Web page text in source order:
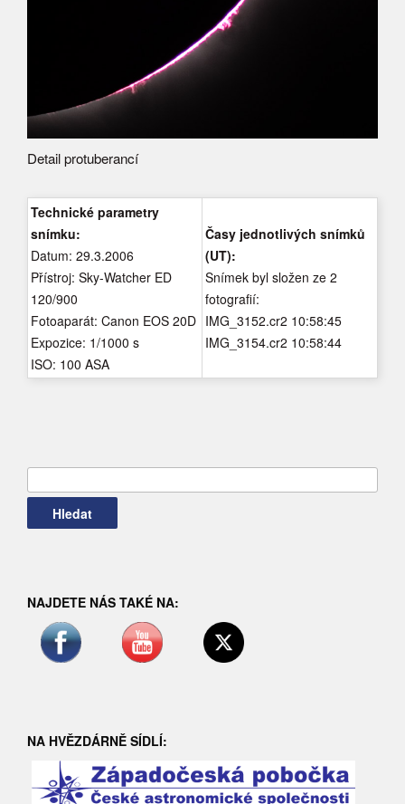
Detail protuberancí
Technické parametry
snímku:
Datum: 29.3.2006
Přístroj: Sky-Watcher ED
120/900
Fotoaparát: Canon EOS 20D
Expozice: 1/1000 s
ISO: 100 ASA
Časy jednotlivých snímků
(UT):
Snímek byl složen ze 2
fotografií:
IMG_3152.cr2 10:58:45
IMG_3154.cr2 10:58:44
NAJDETE NÁS TAKÉ NA:
NA HVĚZDÁRNĚ SÍDLÍ: